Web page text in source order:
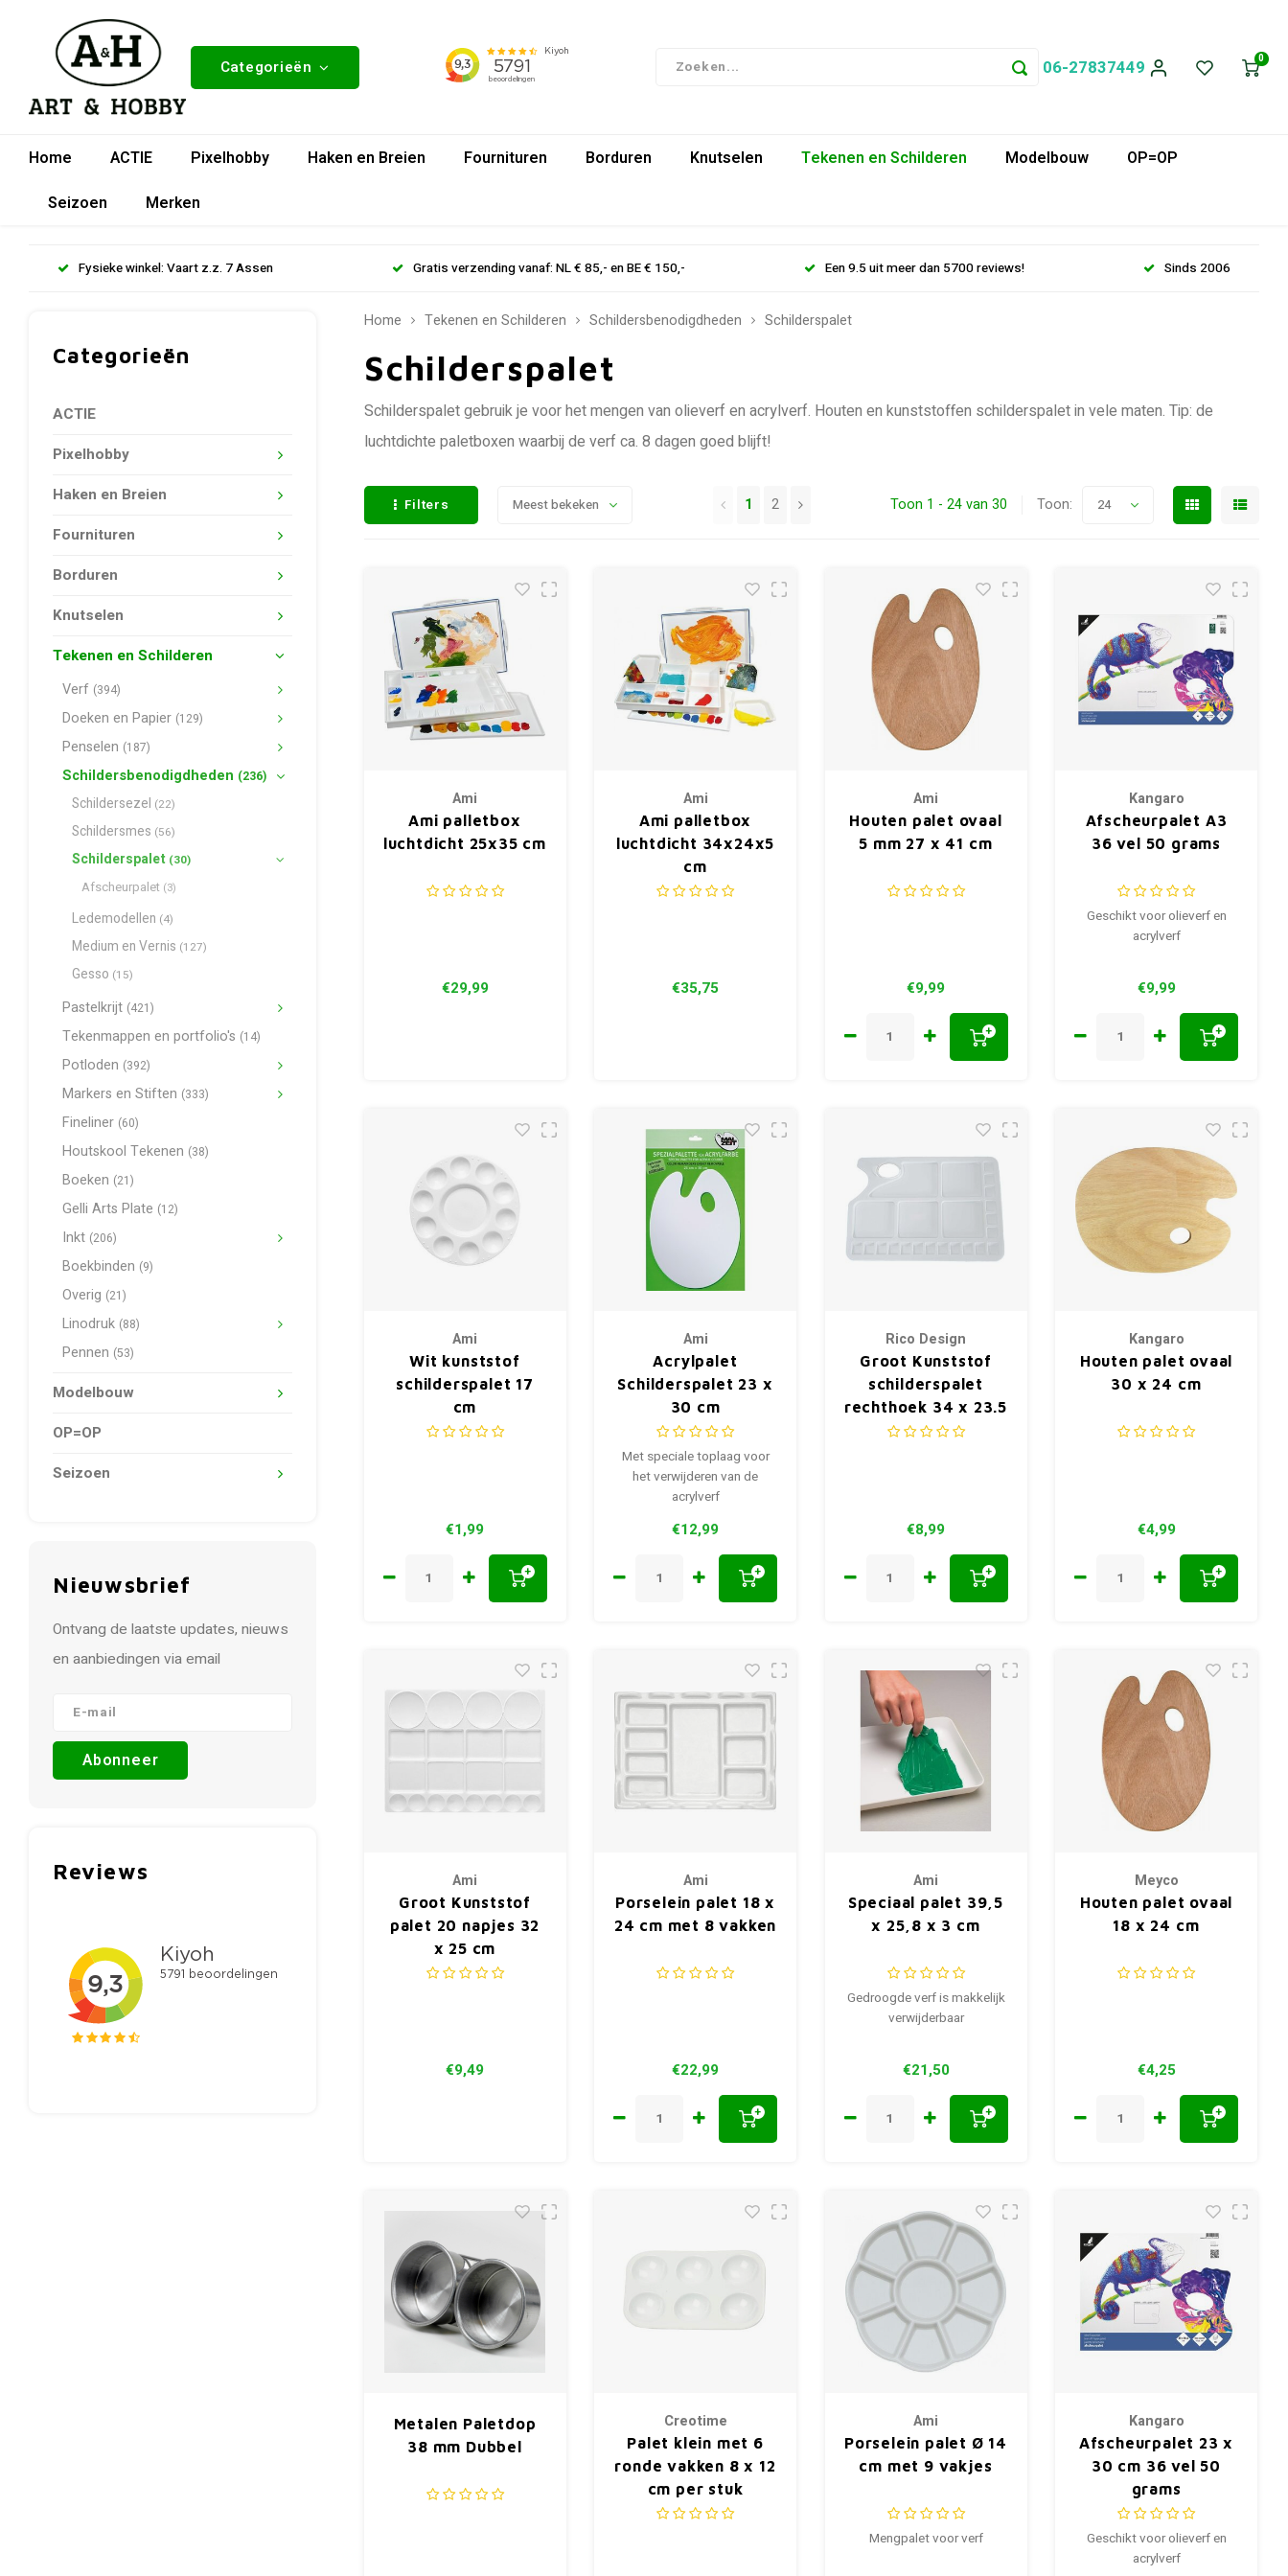
Categorieën 06-27837449 0
Home ACTIE Pixelhobby Haken en Breien Fournituren Borduren Knutselen Tekenen en Schilderen Modelbouw
OP=OP
Seizoen
Merken
Fysieke winkel: Vaart z.z. 7 Assen Gratis verzending vanaf: NL € 85,- en BE € 150,- Een 9.5 uit meer dan 5700 reviews! Sinds 2006
Categorieën
ACTIE
Pixelhobby
Haken en Breien
Fournituren
Borduren
Knutselen
Tekenen en Schilderen
Verf (394)
Doeken en Papier (129)
Penselen (187)
Schildersbenodigdheden (236)
Schildersezel (22)
Schildersmes (56)
Schilderspalet (30)
Afscheurpalet (3)
Ledemodellen (4)
Medium en Vernis (127)
Gesso (15)
Pastelkrijt (421)
Tekenmappen en portfolio's (14)
Potloden (392)
Markers en Stiften (333)
Fineliner (60)
Houtskool Tekenen (38)
Boeken (21)
Gelli Arts Plate (12)
Inkt (206)
Boekbinden (9)
Overig (21)
Linodruk (88)
Pennen (53)
Modelbouw
OP=OP
Seizoen
Nieuwsbrief
Ontvang de laatste updates, nieuws
en aanbiedingen via email
Abonneer
Reviews
Home Tekenen en Schilderen Schildersbenodigdheden Schilderspalet
Schilderspalet
Schilderspalet gebruik je voor het mengen van olieverf en acrylverf. Houten en kunststoffen schilderspalet in vele maten. Tip: de
luchtdichte paletboxen waarbij de verf ca. 8 dagen goed blijft!
Filters Meest bekeken 1 2 Toon 1 - 24 van 30 Toon: 24
Ami
Ami palletbox
luchtdicht 25x35 cm
€29,99
Ami
Ami palletbox
luchtdicht 34x24x5
cm
€35,75
Ami
Houten palet ovaal
5 mm 27 x 41 cm
€9,99
+
Kangaro
Afscheurpalet A3
36 vel 50 grams
Geschikt voor olieverf en
acrylverf
€9,99
+
Ami
Wit kunststof
schilderspalet 17
cm
€1,99
+
Ami
Acrylpalet
Schilderspalet 23 x
30 cm
Met speciale toplaag voor
het verwijderen van de
acrylverf
€12,99
+
Rico Design
Groot Kunststof
schilderspalet
rechthoek 34 x 23.5
cm
€8,99
+
Kangaro
Houten palet ovaal
30 x 24 cm
€4,99
+
Ami
Groot Kunststof
palet 20 napjes 32
x 25 cm
€9,49
Ami
Porselein palet 18 x
24 cm met 8 vakken
€22,99
+
Ami
Speciaal palet 39,5
x 25,8 x 3 cm
Gedroogde verf is makkelijk
verwijderbaar
€21,50
+
Meyco
Houten palet ovaal
18 x 24 cm
€4,25
+
Metalen Paletdop
38 mm Dubbel
Creotime
Palet klein met 6
ronde vakken 8 x 12
cm per stuk
Ami
Porselein palet Ø 14
cm met 9 vakjes
Mengpalet voor verf
Kangaro
Afscheurpalet 23 x
30 cm 36 vel 50
grams
Geschikt voor olieverf en
acrylverf